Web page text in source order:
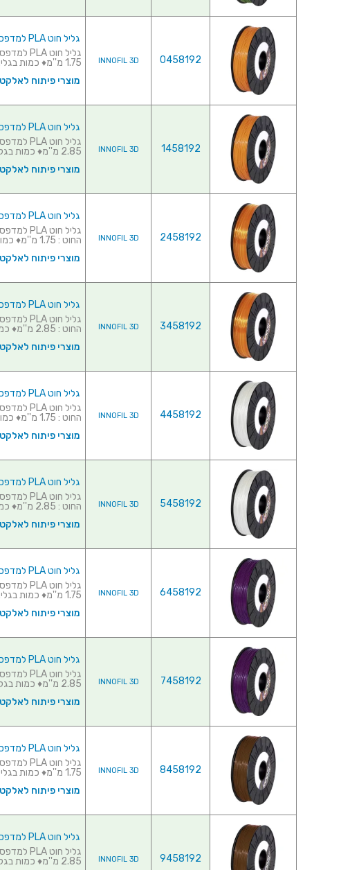
0458192
INNOFIL 3D
גליל חוט PLA למדפסת תלת מימד - INNOFIL ORANGE 1.75MM
1.75 מ''מ♦ כמות בגלי...
מוצרי פיתוח
1458192
INNOFIL 3D
גליל חוט PLA למדפסת תלת מימד - INNOFIL ORANGE 2.85MM
2.85 מ''מ♦ כמות בגלי...
מוצרי פיתוח
2458192
INNOFIL 3D
גליל חוט PLA למדפסת תלת מימד - INNOFIL CLR ORANGE 1.75MM
החוט : 1.75 מ''מ♦ כמות ...
מוצרי פיתוח
3458192
INNOFIL 3D
גליל חוט PLA למדפסת תלת מימד - INNOFIL CLR ORANGE 2.85MM
החוט : 2.85 מ''מ♦ כמות ...
מוצרי פיתוח
4458192
INNOFIL 3D
גליל חוט PLA למדפסת תלת מימד - INNOFIL PEARL WHITE 1.75MM
החוט : 1.75 מ''מ♦ כמות...
מוצרי פיתוח
5458192
INNOFIL 3D
גליל חוט PLA למדפסת תלת מימד - INNOFIL PEARL WHITE 2.85MM
החוט : 2.85 מ''מ♦ כמות...
מוצרי פיתוח
6458192
INNOFIL 3D
גליל חוט PLA למדפסת תלת מימד - INNOFIL VIOLET 1.75MM
1.75 מ''מ♦ כמות בגלי...
מוצרי פיתוח
7458192
INNOFIL 3D
גליל חוט PLA למדפסת תלת מימד - INNOFIL VIOLET 2.85MM
2.85 מ''מ♦ כמות בגלי...
מוצרי פיתוח
8458192
INNOFIL 3D
גליל חוט PLA למדפסת תלת מימד - INNOFIL BROWN 1.75MM
1.75 מ''מ♦ כמות בגליל...
מוצרי פיתוח
9458192
INNOFIL 3D
גליל חוט PLA למדפסת תלת מימד - INNOFIL BROWN 2.85MM
2.85 מ''מ♦ כמות בגליל...